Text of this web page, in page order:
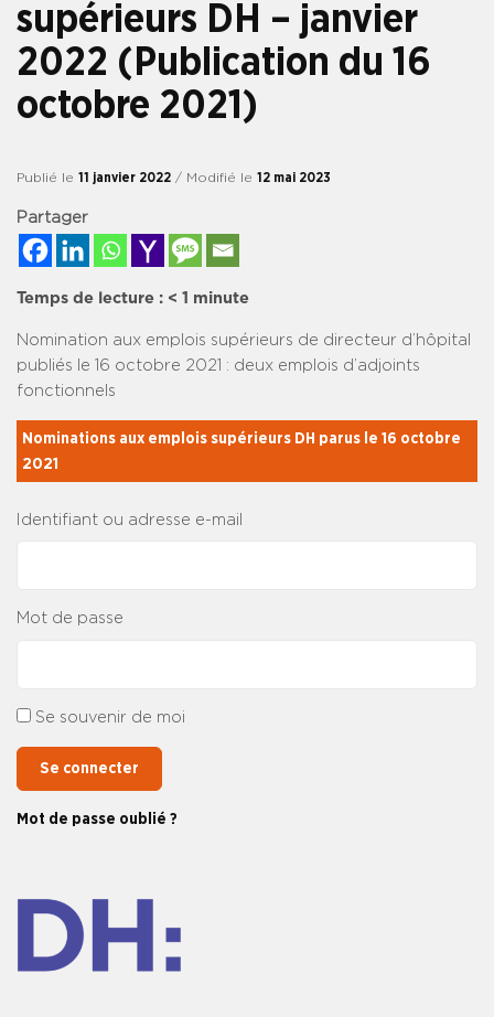
supérieurs DH – janvier
2022 (Publication du 16
octobre 2021)
Publié le 11 janvier 2022 / Modifié le 12 mai 2023
Partager
Temps de lecture : < 1 minute
Nomination aux emplois supérieurs de directeur d’hôpital
publiés le 16 octobre 2021 : deux emplois d’adjoints
fonctionnels
Nominations aux emplois supérieurs DH parus le 16 octobre
2021
Identifiant ou adresse e-mail
Mot de passe
Se souvenir de moi
Se connecter
Mot de passe oublié ?